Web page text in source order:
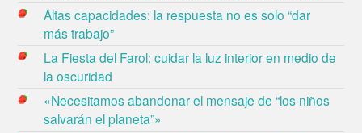
Altas capacidades: la respuesta no es solo “dar
más trabajo”
La Fiesta del Farol: cuidar la luz interior en medio de
la oscuridad
«Necesitamos abandonar el mensaje de “los niños
salvarán el planeta”»